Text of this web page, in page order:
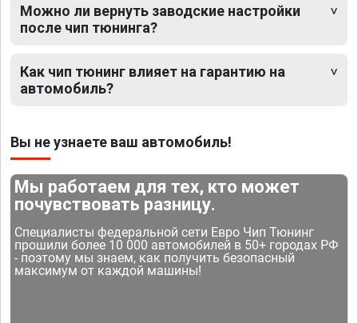
Можно ли вернуть заводские настройки
после чип тюнинга?
Как чип тюнинг влияет на гарантию на
автомобиль?
Вы не узнаете ваш автомобиль!
Мы работаем для тех, кто может
почувствовать разницу.
Специалисты федеральной сети Евро Чип Тюнинг
прошили более 10 000 автомобилей в 50+ городах РФ
- поэтому мы знаем, как получить безопасный
максимум от каждой машины!